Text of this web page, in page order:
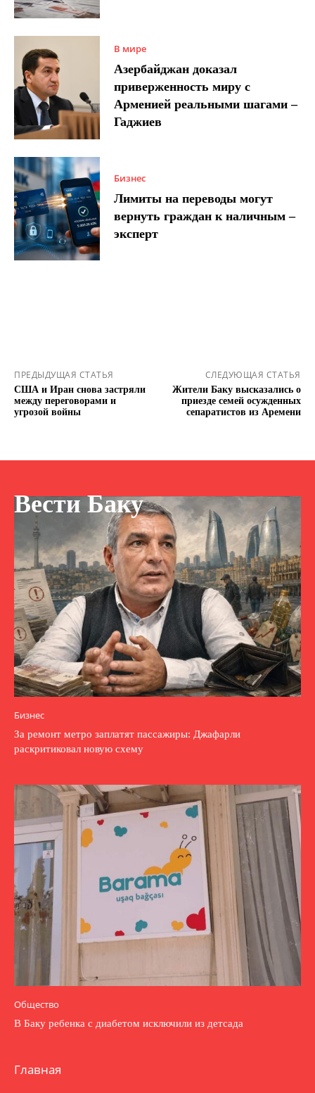
В мире
Азербайджан доказал
приверженность миру с
Арменией реальными шагами –
Гаджиев
Бизнес
Лимиты на переводы могут
вернуть граждан к наличным –
эксперт
ПРЕДЫДУЩАЯ СТАТЬЯ
США и Иран снова застряли
между переговорами и
угрозой войны
СЛЕДУЮЩАЯ СТАТЬЯ
Жители Баку высказались о
приезде семей осужденных
сепаратистов из Аремени
Вести Баку
Бизнес
За ремонт метро заплатят пассажиры: Джафарли
раскритиковал новую схему
Общество
В Баку ребенка с диабетом исключили из детсада
Главная